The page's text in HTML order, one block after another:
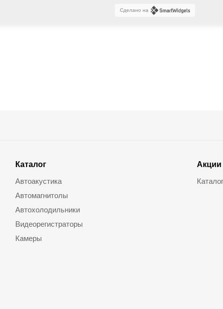
Сделано на
Каталог
Автоакустика
Автомагнитолы
Автохолодильники
Видеорегистраторы
Камеры
Акции